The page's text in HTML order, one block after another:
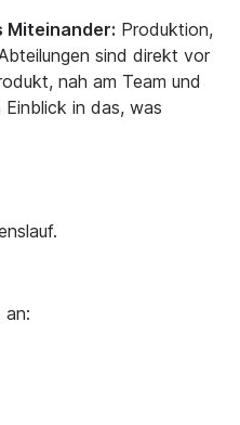
Miteinander: Produktion,
sind direkt vor
nah am Team und
in das, was
an: